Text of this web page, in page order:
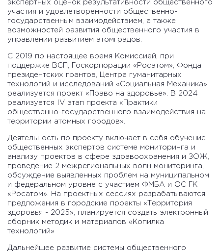
экспертных оценок результативности общественного
участия и удовлетворенности общественно-
государственным взаимодействием, а также
возможностей развития общественного участия в
управлении развитием атомградов.
С 2019 по настоящее время Комиссией, при
поддержке ВСП, Госкорпорации «Росатом», Фонда
президентских грантов, Центра гуманитарных
технологий и исследований «Социальная Механика»
реализуется проект «Право на здоровье». В 2024
реализуется IV этап проекта «Практики
общественно-государственного взаимодействия на
территории атомных городов».
Деятельность по проекту включает в себя обучение
общественных экспертов системе мониторинга и
анализу проектов в сфере здравоохранения и ЗОЖ,
проведение 2 межрегиональных волн мониторинга,
обсуждение выявленных проблем на муниципальном
и федеральном уровне с участием ФМБА и ОС ГК
«Росатом». На проектных сессиях разрабатываются
предложения в городские проекты «Территория
здоровья - 2025», планируется создать электронный
сборник методик и материалов «Копилка
технологий»
Дальнейшее развитие системы общественного